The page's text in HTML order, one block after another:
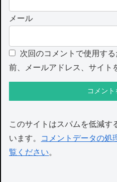
メール
次回のコメントで使用す
前、メールアドレス、サイト
このサイトはスパムを低減す
います。
コメントデータの処
覧ください。